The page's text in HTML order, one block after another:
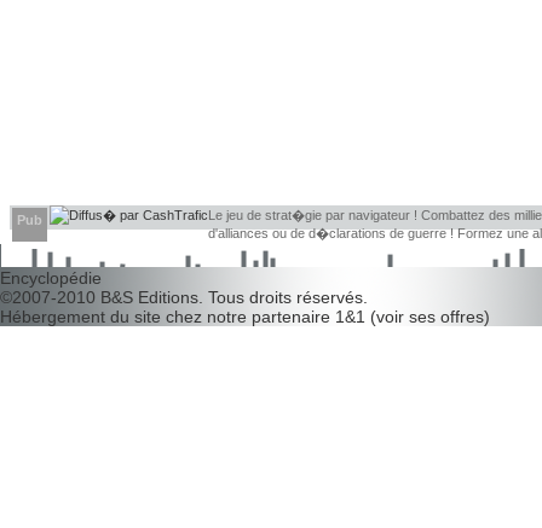
Pub
Le jeu de strat�gie par navigateur ! Combattez des
d'alliances ou de d�clarations de guerre ! Formez une
d�couvrir leurs faiblesses !
Encyclopédie
©2007-2010 B&S Editions . Tous droits réservés.
Hébergement du site chez notre partenaire 1&1 (voir ses offres)